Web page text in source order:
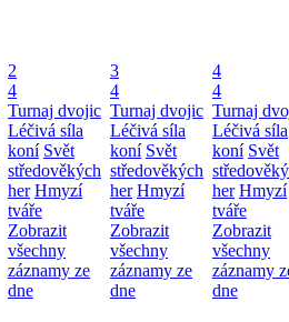
2
4
Turnaj dvojic
Léčivá síla
koní Svět
středověkých
her Hmyzí
tváře
Zobrazit
všechny
záznamy ze
dne
3
4
Turnaj dvojic
Léčivá síla
koní Svět
středověkých
her Hmyzí
tváře
Zobrazit
všechny
záznamy ze
dne
4
4
Turnaj
Léčivá síla
koní Svět
her Hmyzí
tváře
Zobrazit
všechny
záznamy
dne